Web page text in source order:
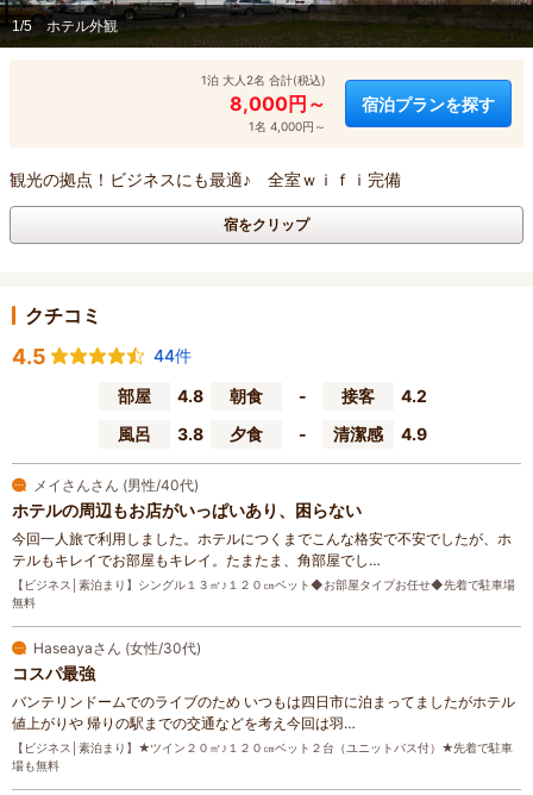
1/5 ホテル外観
1泊 大人2名 合計(税込)
8,000円～
1名 4,000円～
宿泊プランを探す
観光の拠点！ビジネスにも最適♪ 全室ｗｉｆｉ完備
宿をクリップ
クチコミ
4.5
44件
部屋
4.8 朝食 - 接客
4.2
風呂
3.8 夕食 - 清潔感 4.9
メイさんさん (男性/40代)
ホテルの周辺もお店がいっぱいあり、困らない
今回一人旅で利用しました。ホテルにつくまでこんな格安で不安でしたが、ホ
テルもキレイでお部屋もキレイ。たまたま、角部屋でし…
【ビジネス│素泊まり】シングル１３㎡♪１２０㎝ベット◆お部屋タイプお任せ◆先着で駐車場
無料
Haseayaさん (女性/30代)
コスパ最強
バンテリンドームでのライブのため いつもは四日市に泊まってましたがホテル
値上がりや 帰りの駅までの交通などを考え今回は羽…
【ビジネス│素泊まり】★ツイン２０㎡♪１２０㎝ベット２台（ユニットバス付）★先着で駐車
場も無料